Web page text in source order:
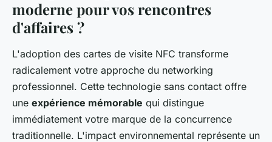
moderne pour vos rencontres
d'affaires ?
L'adoption des cartes de visite NFC transforme
radicalement votre approche du networking
professionnel. Cette technologie sans contact offre
une expérience mémorable qui distingue
immédiatement votre marque de la concurrence
traditionnelle. L'impact environnemental représente un